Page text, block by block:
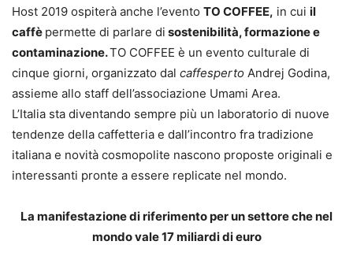
Host 2019 ospiterà anche l’evento TO COFFEE, in cui il
caffè permette di parlare di sostenibilità, formazione e
contaminazione.TO COFFEE è un evento culturale di
cinque giorni, organizzato dal caffesperto Andrej Godina,
assieme allo staff dell’associazione Umami Area.
L’Italia sta diventando sempre più un laboratorio di nuove
tendenze della caffetteria e dall’incontro fra tradizione
italiana e novità cosmopolite nascono proposte originali e
interessanti pronte a essere replicate nel mondo.
La manifestazione di riferimento per un settore che nel
mondo vale 17 miliardi di euro